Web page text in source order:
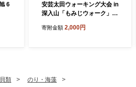
6
安芸太田ウォーキング大会 in
深入山「もみじウォーク」こ
4】
寄附金額 2,000円
類
のり・海藻